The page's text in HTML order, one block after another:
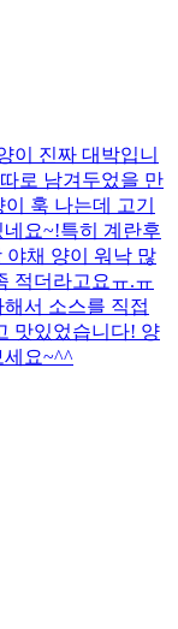
이 진짜 대박입니
로 남겨두었을 만
훅 나는데 고기
요~!특히 계란후
야채 양이 워낙 많
적더라고요ㅠ.ㅠ
서 소스를 직접
맛있었습니다! 양
세요~^^